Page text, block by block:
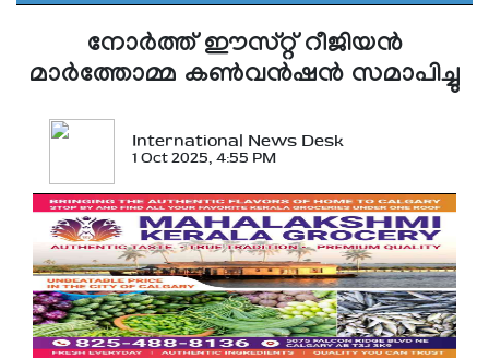
നോര്‍ത്ത് ഈസ്റ്റ് റീജിയന്‍
മാര്‍ത്തോമ്മ കണ്‍വന്‍ഷന്‍ സമാപിച്ചു
International News Desk
1 Oct 2025, 4:55 PM